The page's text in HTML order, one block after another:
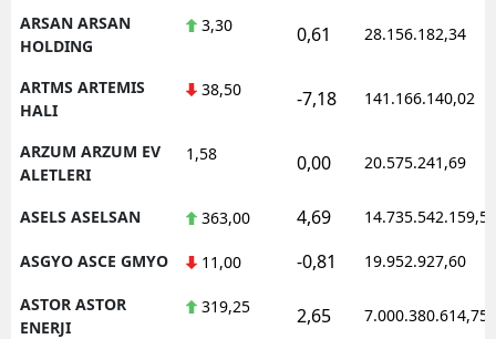
ARSAN ARSAN
HOLDING
3,30 0,61 28.156.182,34
ARTMS ARTEMIS
HALI
38,50 -7,18 141.166.140,02
ARZUM ARZUM EV
ALETLERI
1,58 0,00 20.575.241,69
ASELS ASELSAN 363,00 4,69 14.735.542.159,50
ASGYO ASCE GMYO 11,00 -0,81 19.952.927,60
ASTOR ASTOR
ENERJI
319,25 2,65 7.000.380.614,75